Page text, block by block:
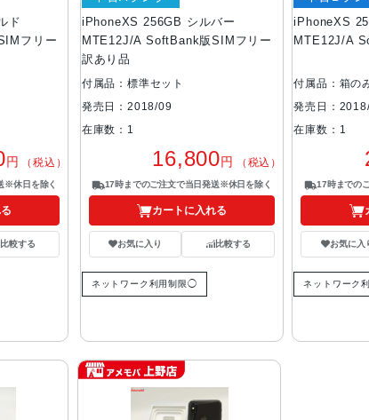
ド
フリー
円 （税込）
※休日を除く
比較する
iPhoneXS 256GB シルバー
MTE12J/A SoftBank版SIMフリー
訳あり品
付属品：標準セット
発売日：2018/09
在庫数：1
16,800円 （税込）
17時までのご注文で当日発送※休日を除く
カートに入れる
お気に入り 比較する
ネットワーク利用制限◯
iPhoneXS
MTE12J/A
付属品：箱の
発売日：
在庫数：1
17時までの
お気に入
ネットワーク